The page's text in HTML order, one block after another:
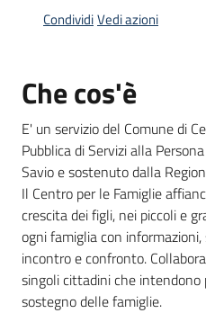
Informazioni
locali
Newsletter
CondividiVedi azioni
Che cos'è
E' un servizio del Comune di
Pubblica di Servizi alla
Savio e sostenuto dalla
Il Centro per le Famiglie
crescita dei figli, nei piccoli e
ogni famiglia con
incontro e confronto.
singoli cittadini che
sostegno delle famiglie.